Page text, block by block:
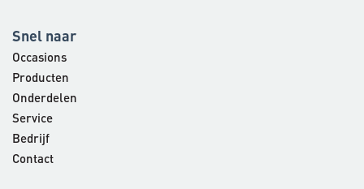
Snel naar
Occasions
Producten
Onderdelen
Service
Bedrijf
Contact